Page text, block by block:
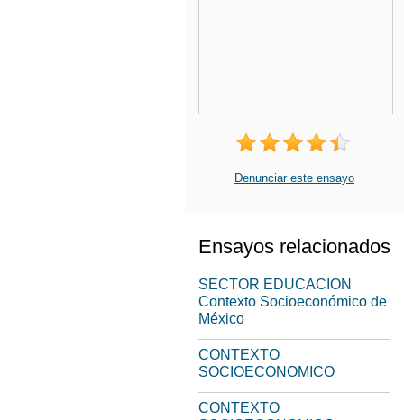
Denunciar este ensayo
Ensayos relacionados
SECTOR EDUCACION
Contexto Socioeconómico de
México
CONTEXTO
SOCIOECONOMICO
CONTEXTO